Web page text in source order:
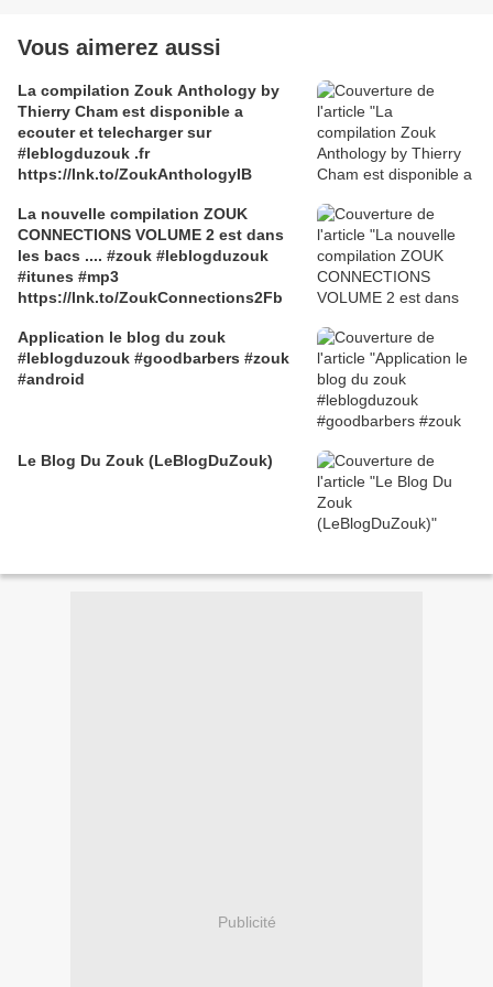
Vous aimerez aussi
La compilation Zouk Anthology by
Thierry Cham est disponible a
ecouter et telecharger sur
#leblogduzouk .fr
https://lnk.to/ZoukAnthologyIB
La nouvelle compilation ZOUK
CONNECTIONS VOLUME 2 est dans
les bacs .... #zouk #leblogduzouk
#itunes #mp3
https://lnk.to/ZoukConnections2Fb
Application le blog du zouk
#leblogduzouk #goodbarbers #zouk
#android
Le Blog Du Zouk (LeBlogDuZouk)
Publicité